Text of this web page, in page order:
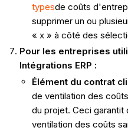
typesde coûts
supprimer un ou
« x » à côté des
Pour les entreprises
Intégrations ERP :
Élément du contrat
de ventilation des
du projet. Ceci garantit
ventilation des coûts